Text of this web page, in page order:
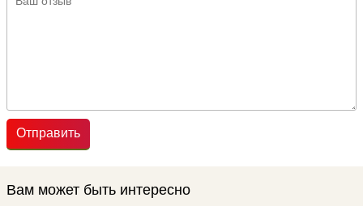
Отправить
Вам может быть интересно